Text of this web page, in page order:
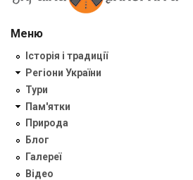
Меню
Історія і традиції
Регіони України
Тури
Пам'ятки
Природа
Блог
Галереї
Відео